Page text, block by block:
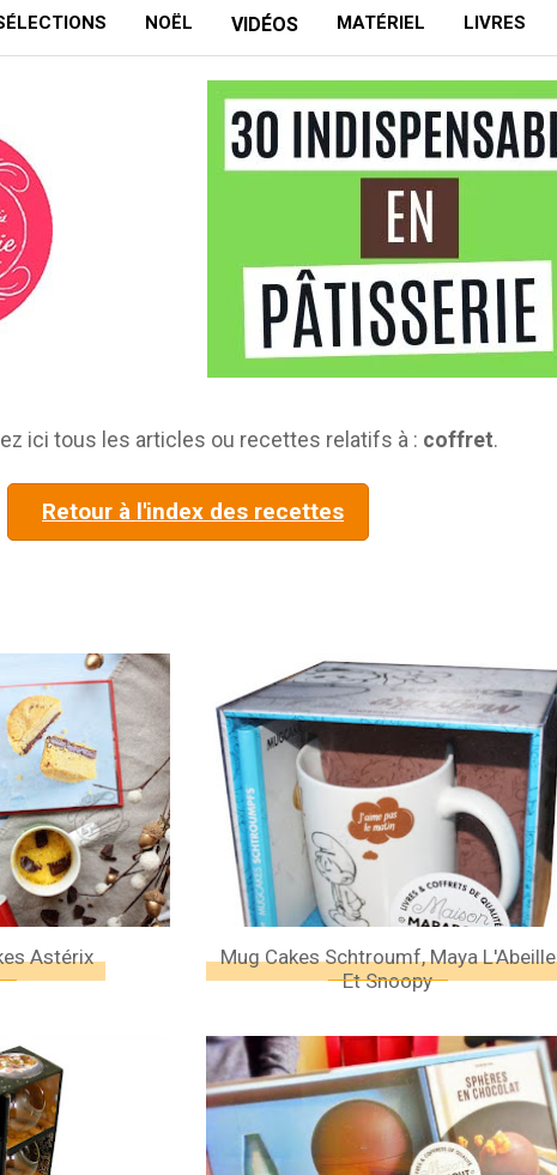
NOËL VIDÉOS MATÉRIEL LIVRES
ici tous les articles ou recettes relatifs à : coffret.
Retour à l'index des recettes
Astérix
Mug Cakes Schtroumf, Maya L'Abeille
Et Snoopy